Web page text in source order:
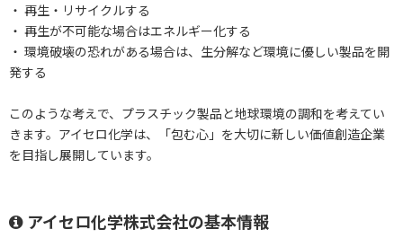
・ 再生・リサイクルする
・ 再生が不可能な場合はエネルギー化する
・ 環境破壊の恐れがある場合は、生分解など環境に優しい製品を開
発する
このような考えで、プラスチック製品と地球環境の調和を考えてい
きます。アイセロ化学は、「包む心」を大切に新しい価値創造企業
を目指し展開しています。
アイセロ化学株式会社の基本情報